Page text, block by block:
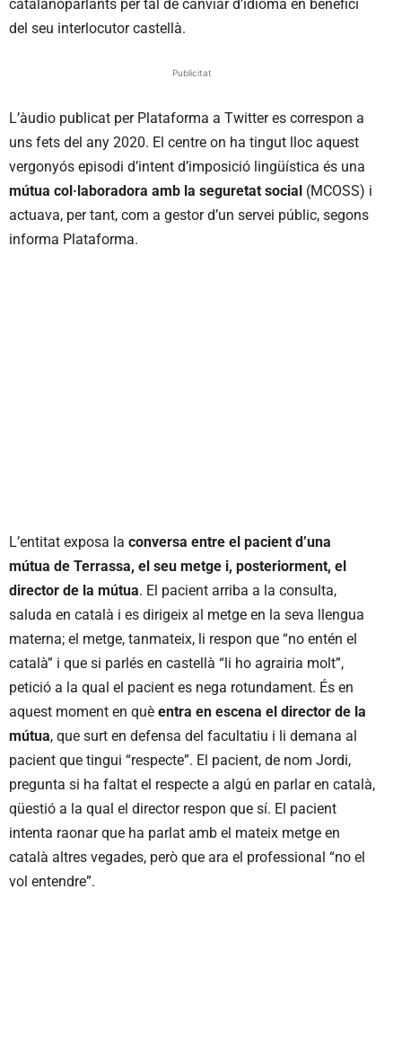
catalanoparlants per tal de canviar d’idioma en benefici
del seu interlocutor castellà.
Publicitat
L’àudio publicat per Plataforma a Twitter es correspon a
uns fets del any 2020. El centre on ha tingut lloc aquest
vergonyós episodi d’intent d’imposició lingüística és una
mútua col·laboradora amb la seguretat social (MCOSS) i
actuava, per tant, com a gestor d’un servei públic, segons
informa Plataforma.
L’entitat exposa la conversa entre el pacient d’una
mútua de Terrassa, el seu metge i, posteriorment, el
director de la mútua. El pacient arriba a la consulta,
saluda en català i es dirigeix al metge en la seva llengua
materna; el metge, tanmateix, li respon que “no entén el
català” i que si parlés en castellà “li ho agrairia molt”,
petició a la qual el pacient es nega rotundament. És en
aquest moment en què entra en escena el director de la
mútua, que surt en defensa del facultatiu i li demana al
pacient que tingui “respecte”. El pacient, de nom Jordi,
pregunta si ha faltat el respecte a algú en parlar en català,
qüestió a la qual el director respon que sí. El pacient
intenta raonar que ha parlat amb el mateix metge en
català altres vegades, però que ara el professional “no el
vol entendre”.